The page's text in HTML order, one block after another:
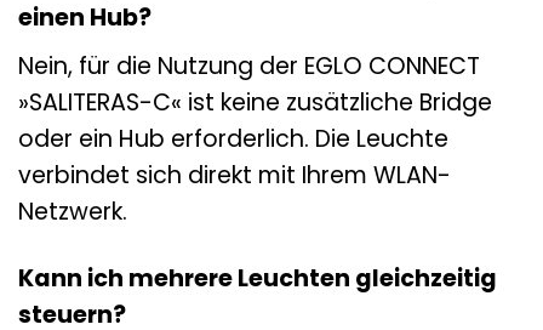
einen Hub?
Nein, für die Nutzung der EGLO CONNECT
»SALITERAS-C« ist keine zusätzliche Bridge
oder ein Hub erforderlich. Die Leuchte
verbindet sich direkt mit Ihrem WLAN-
Netzwerk.
Kann ich mehrere Leuchten gleichzeitig
steuern?